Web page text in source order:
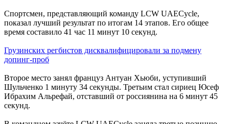
Спортсмен, представляющий команду LCW UAECycle,
показал лучший результат по итогам 14 этапов. Его общее
время составило 41 час 11 минут 10 секунд.
Грузинских регбистов дисквалифицировали за подмену
допинг-проб
Второе место занял француз Антуан Хьюби, уступивший
Шульченко 1 минуту 34 секунды. Третьим стал сириец Юсеф
Ибрахим Альрефай, отставший от россиянина на 6 минут 45
секунд.